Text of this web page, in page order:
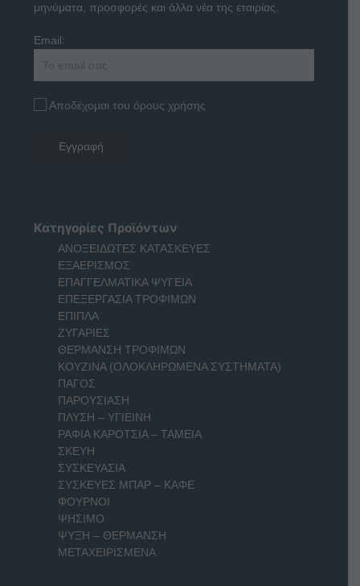
μηνύματα, προσφορές και άλλα νέα της εταιρίας.
Email:
Αποδέχομαι του όρους χρήσης
Κατηγορίες Προϊόντων
ΑΝΟΞΕΙΔΩΤΕΣ ΚΑΤΑΣΚΕΥΕΣ
ΕΞΑΕΡΙΣΜΟΣ
ΕΠΑΓΓΕΛΜΑΤΙΚΑ ΨΥΓΕΙΑ
ΕΠΕΞΕΡΓΑΣΙΑ ΤΡΟΦΙΜΩΝ
ΕΠΙΠΛΑ
ΖΥΓΑΡΙΕΣ
ΘΕΡΜΑΝΣΗ ΤΡΟΦΙΜΩΝ
ΚΟΥΖΙΝΑ (ΟΛΟΚΛΗΡΩΜΕΝΑ ΣΥΣΤΗΜΑΤΑ)
ΠΑΓΟΣ
ΠΑΡΟΥΣΙΑΣΗ
ΠΛΥΣΗ – ΥΓΙΕΙΝΗ
ΡΑΦΙΑ ΚΑΡΟΤΣΙΑ – ΤΑΜΕΙΑ
ΣΚΕΥΗ
ΣΥΣΚΕΥΑΣΙΑ
ΣΥΣΚΕΥΕΣ ΜΠΑΡ – ΚΑΦΕ
ΦΟΥΡΝΟΙ
ΨΗΣΙΜΟ
ΨΥΞΗ – ΘΕΡΜΑΝΣΗ
ΜΕΤΑΧΕΙΡΙΣΜΕΝΑ